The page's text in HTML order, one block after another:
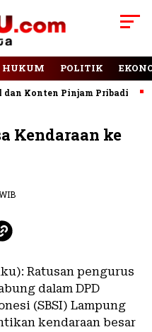
HUKUM POLITIK
Konten Pinjam Pribadi
Kendaraan ke
Ratusan pengurus
dalam DPD
(SBSI) Lampung
kendaraan besar